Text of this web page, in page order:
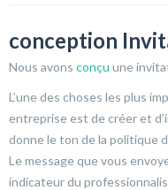
conception
Nous avons conçu une
L’une des choses les plus
entreprise est de créer et
donne le ton de la politique
Le message que vous
indicateur du